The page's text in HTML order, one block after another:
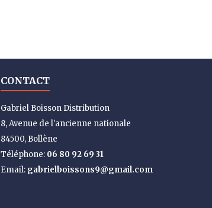
CONTACT
Gabriel Boisson Distribution
8, Avenue de l'ancienne nationale
84500, Bollène
Téléphone: 06 80 92 69 31
Email: gabrielboissons9@gmail.com